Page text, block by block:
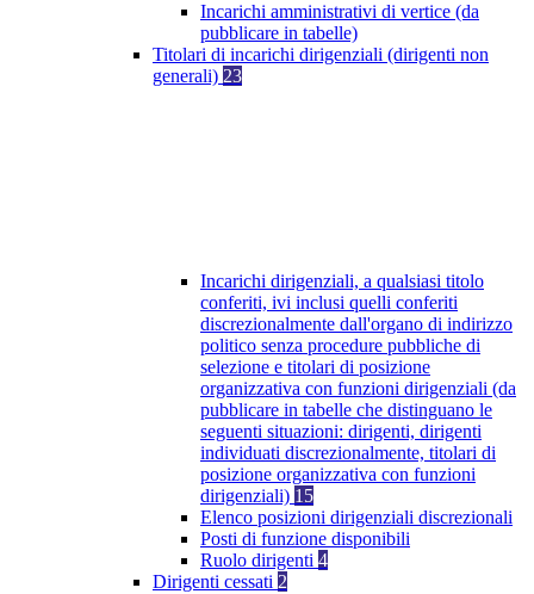
Incarichi amministrativi di vertice (da
pubblicare in tabelle)
Titolari di incarichi dirigenziali (dirigenti non
generali) 23
Incarichi dirigenziali, a qualsiasi titolo
conferiti, ivi inclusi quelli conferiti
discrezionalmente dall'organo di indirizzo
politico senza procedure pubbliche di
selezione e titolari di posizione
organizzativa con funzioni dirigenziali (da
pubblicare in tabelle che distinguano le
seguenti situazioni: dirigenti, dirigenti
individuati discrezionalmente, titolari di
posizione organizzativa con funzioni
dirigenziali) 15
Elenco posizioni dirigenziali discrezionali
Posti di funzione disponibili
Ruolo dirigenti 4
Dirigenti cessati 2